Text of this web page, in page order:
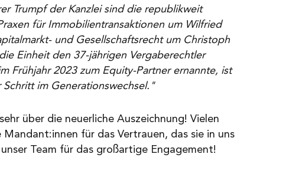
Trumpf der Kanzlei sind die republikweit
für Immobilientransaktionen um Wilfried
und Gesellschaftsrecht um Christoph
Einheit den 37-jährigen Vergaberechtler
Frühjahr 2023 zum Equity-Partner ernannte, ist
im Generationswechsel."
über die neuerliche Auszeichnung! Vielen
Mandant:innen für das Vertrauen, das sie in uns
Team für das großartige Engagement!